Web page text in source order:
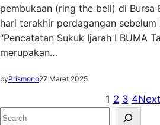
pembukaan (ring the bell) di Bursa
hari terakhir perdagangan sebelum
“Pencatatan Sukuk Ijarah I BUMA
merupakan…
byPrismono27 Maret 2025
1 2 3 4Next
S